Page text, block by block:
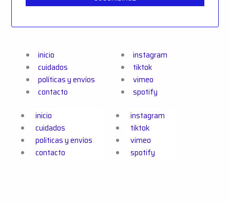
inicio
cuidados
políticas y envíos
contacto
inicio
cuidados
políticas y envíos
contacto
instagram
tiktok
vimeo
spotify
instagram
tiktok
vimeo
spotify